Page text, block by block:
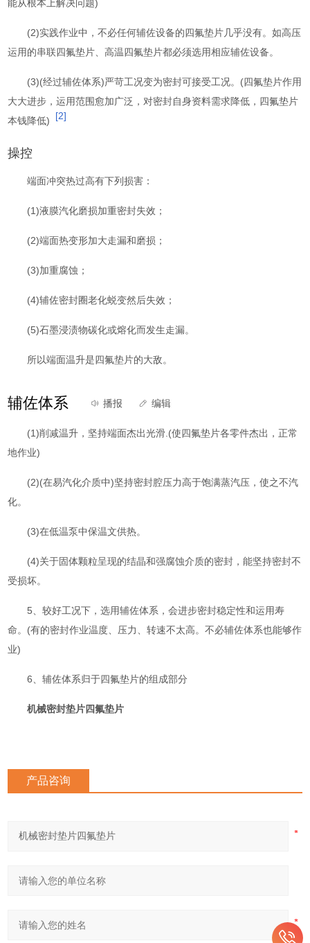
能从根本上解决问题)
(2)实践作业中，不必任何辅佐设备的四氟垫片几乎没有。如高压
运用的串联四氟垫片、高温四氟垫片都必须选用相应辅佐设备。
(3)(经过辅佐体系)严苛工况变为密封可接受工况。(四氟垫片作用
大大进步，运用范围愈加广泛，对密封自身资料需求降低，四氟垫片
本钱降低)
[2]
操控
端面冲突热过高有下列损害：
(1)液膜汽化磨损加重密封失效；
(2)端面热变形加大走漏和磨损；
(3)加重腐蚀；
(4)辅佐密封圈老化蜕变然后失效；
(5)石墨浸渍物碳化或熔化而发生走漏。
所以端面温升是四氟垫片的大敌。
辅佐体系 播报 编辑
(1)削减温升，坚持端面杰出光滑.(使四氟垫片各零件杰出，正常
地作业)
(2)(在易汽化介质中)坚持密封腔压力高于饱满蒸汽压，使之不汽
化。
(3)在低温泵中保温文供热。
(4)关于固体颗粒呈现的结晶和强腐蚀介质的密封，能坚持密封不
受损坏。
5、较好工况下，选用辅佐体系，会进步密封稳定性和运用寿
命。(有的密封作业温度、压力、转速不太高。不必辅佐体系也能够作
业)
6、辅佐体系归于四氟垫片的组成部分
机械密封垫片四氟垫片
产品咨询